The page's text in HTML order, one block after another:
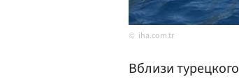
iha.com.tr
Вблизи турецкого